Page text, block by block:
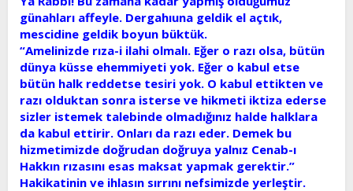
günahları affeyle. Dergahıuna geldik el açtık,
mescidine geldik boyun büktük.
“Amelinizde rıza-i ilahi olmalı. Eğer o razı olsa, bütün
dünya küsse ehemmiyeti yok. Eğer o kabul etse
bütün halk reddetse tesiri yok. O kabul ettikten ve
razı olduktan sonra isterse ve hikmeti iktiza ederse
sizler istemek talebinde olmadığınız halde halklara
da kabul ettirir. Onları da razı eder. Demek bu
hizmetimizde doğrudan doğruya yalnız Cenab-ı
Hakkın rızasını esas maksat yapmak gerektir.”
Hakikatinin ve ihlasın sırrını nefsimizde yerleştir.